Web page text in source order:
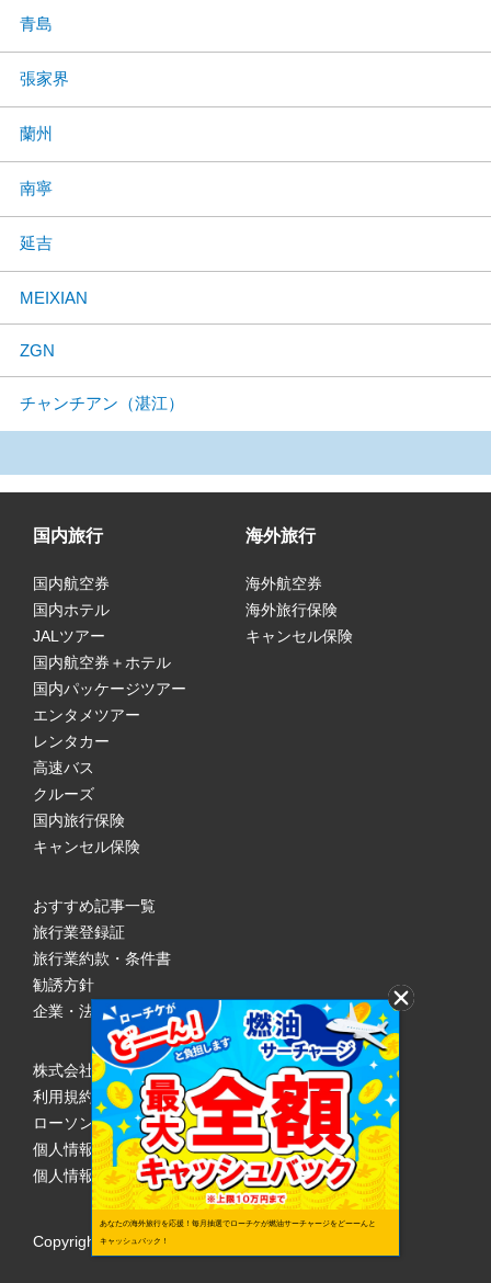
青島
張家界
蘭州
南寧
延吉
MEIXIAN
ZGN
チャンチアン（湛江）
国内旅行
国内航空券
国内ホテル
JALツアー
国内航空券＋ホテル
国内パッケージツアー
エンタメツアー
レンタカー
高速バス
クルーズ
国内旅行保険
キャンセル保険
海外旅行
海外航空券
海外旅行保険
キャンセル保険
おすすめ記事一覧
旅行業登録証
旅行業約款・条件書
勧誘方針
企業・法人のみなさまへ
株式会社ローソンエンタテインメント
利用規約
ローソンWEB会員規約
個人情報の取り扱いについて
個人情報保護方針
Copyright © 1998 Lawson Entertainment, Inc.
あなたの海外旅行を応援！毎月抽選でローチケが燃油サーチャージをどーーんと
キャッシュバック！